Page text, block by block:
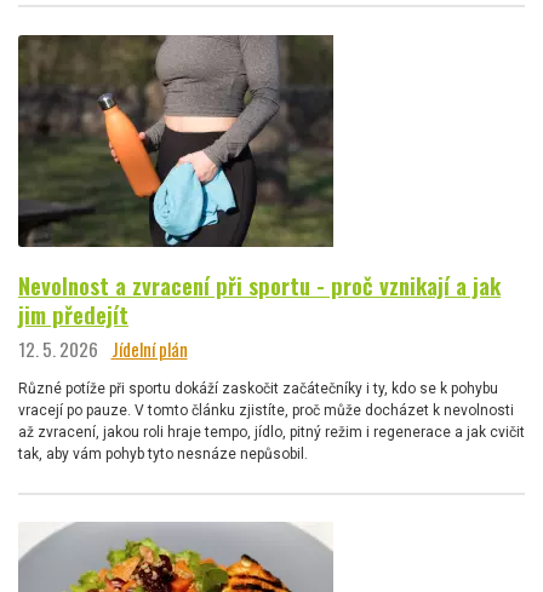
Nevolnost a zvracení při sportu - proč vznikají a jak
jim předejít
12. 5. 2026 Jídelní plán
Různé potíže při sportu dokáží zaskočit začátečníky i ty, kdo se k pohybu
vracejí po pauze. V tomto článku zjistíte, proč může docházet k nevolnosti
až zvracení, jakou roli hraje tempo, jídlo, pitný režim i regenerace a jak cvičit
tak, aby vám pohyb tyto nesnáze nepůsobil.